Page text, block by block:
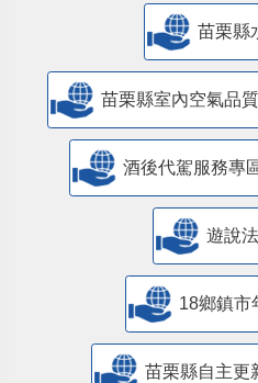
苗栗縣
苗栗縣室內空氣品
酒後代駕服務專
遊說
18鄉鎮市
苗栗縣自主更